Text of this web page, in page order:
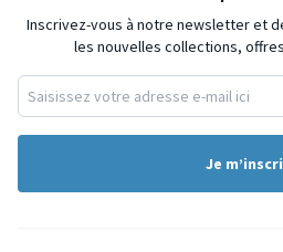
Inscrivez-vous à notre newsletter et
les nouvelles collections,
Je